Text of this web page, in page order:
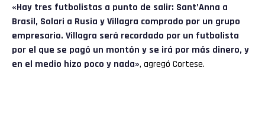
«Hay tres futbolistas a punto de salir: Sant’Anna a
Brasil, Solari a Rusia y Villagra comprado por un grupo
empresario. Villagra será recordado por un futbolista
por el que se pagó un montón y se irá por más dinero, y
en el medio hizo poco y nada», agregó Cortese.